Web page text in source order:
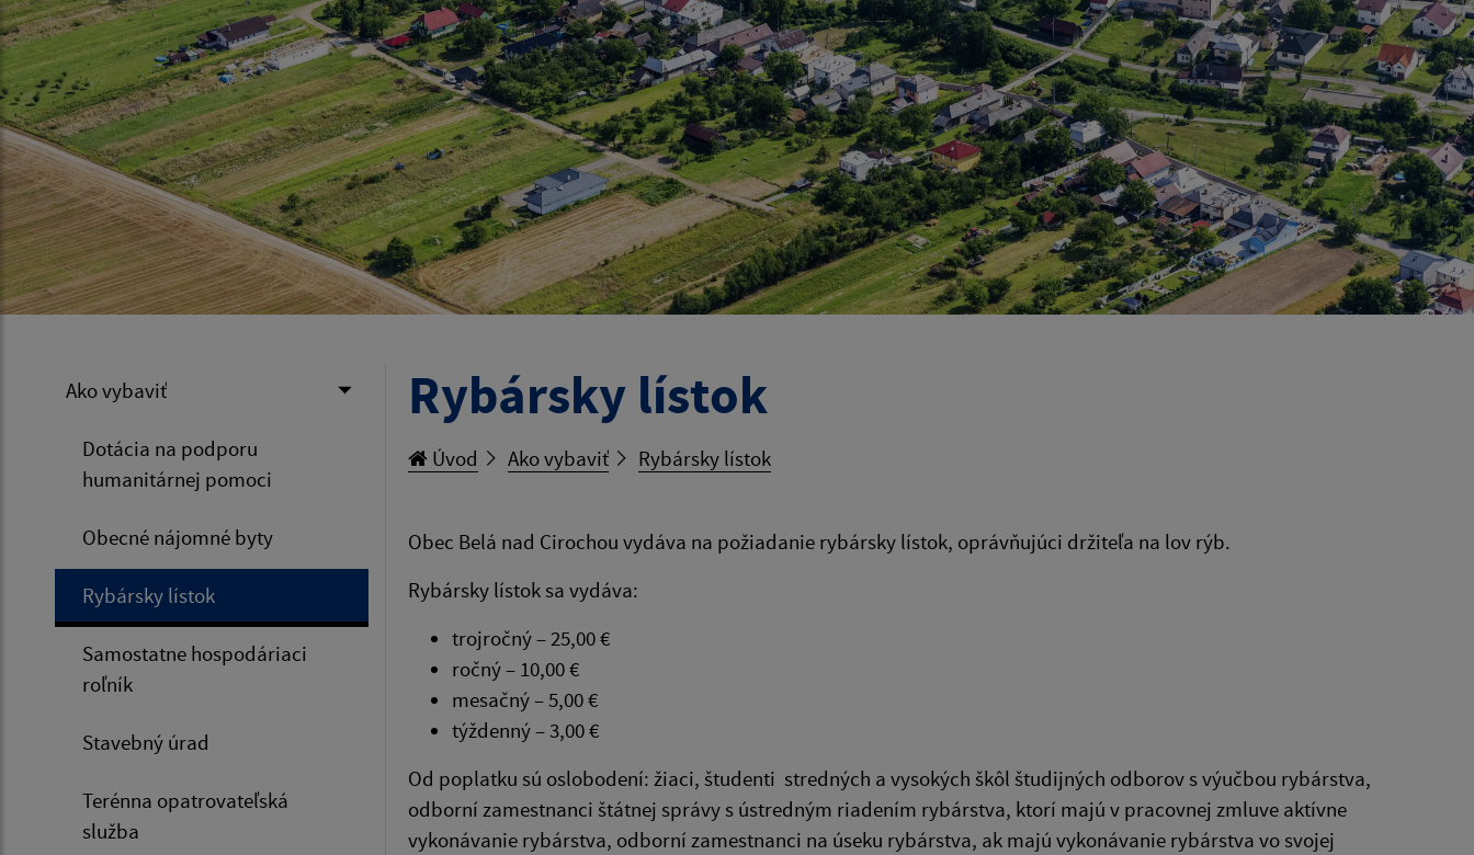
Ako vybaviť
Dotácia na podporu
humanitárnej pomoci
Obecné nájomné byty
Rybársky lístok
Samostatne hospodáriaci
roľník
Stavebný úrad
Terénna opatrovateľská
služba
Rybársky lístok
Úvod Ako vybaviť Rybársky lístok
Obec Belá nad Cirochou vydáva na požiadanie rybársky lístok, oprávňujúci držiteľa na lov rýb.
Rybársky lístok sa vydáva:
trojročný – 25,00 €
ročný – 10,00 €
mesačný – 5,00 €
týždenný – 3,00 €
Od poplatku sú oslobodení: žiaci, študenti stredných a vysokých škôl študijných odborov s výučbou rybárstva,
odborní zamestnanci štátnej správy s ústredným riadením rybárstva, ktorí majú v pracovnej zmluve aktívne
vykonávanie rybárstva, odborní zamestnanci na úseku rybárstva, ak majú vykonávanie rybárstva vo svojej